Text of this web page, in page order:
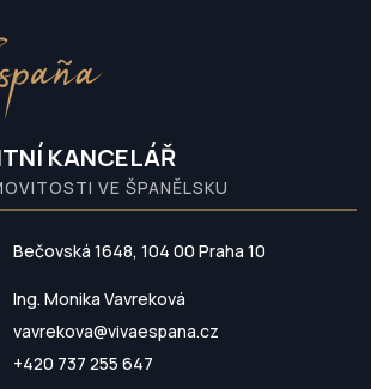
KANCELÁŘ
VE ŠPANĚLSKU
Bečovská 1648, 104 00 Praha 10
Ing. Monika Vavreková
vavrekova@vivaespana.cz
+420 737 255 647